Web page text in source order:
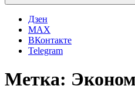
Дзен
MAX
ВКонтакте
Telegram
Метка: